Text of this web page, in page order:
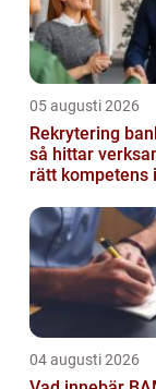
05 augusti 2026
Rekrytering
så hittar
rätt kompetens
04 augusti 2026